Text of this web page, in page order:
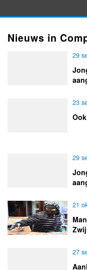
Nieuws in
29
23
29
21
27